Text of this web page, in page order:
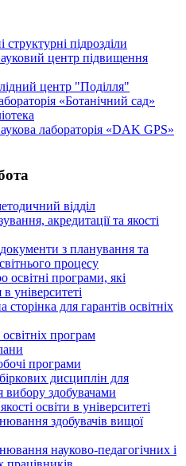
структурні підрозділи
центр підвищення
центр "Поділля"
«Ботанічний сад»
лабораторія «DAK GPS»
відділ
акредитації та якості
з планування та
процесу
освітні програми, які
університеті
сторінка для гарантів освітніх
програм
програми
дисциплін для
вибору здобувачами
освіти в університеті
здобувачів вищої
науково-педагогічних і